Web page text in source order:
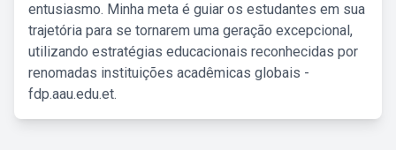
entusiasmo. Minha meta é guiar os estudantes em sua
trajetória para se tornarem uma geração excepcional,
utilizando estratégias educacionais reconhecidas por
renomadas instituições acadêmicas globais -
fdp.aau.edu.et.